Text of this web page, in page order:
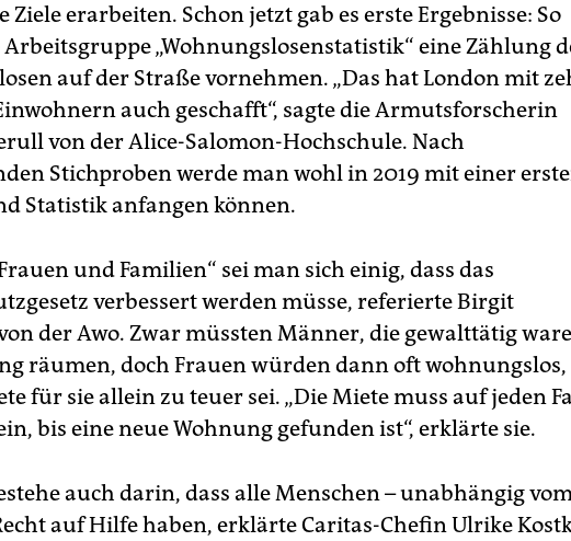
Ziele erarbeiten. Schon jetzt gab es erste Ergebnisse: So
„Wohnungslosenstatistik“ eine Zählung
auf der Straße vornehmen. „Das hat London mit
auch geschafft“, sagte die Armutsforscherin
von der Alice-Salomon-Hochschule. Nach
Stichproben werde man wohl in 2019 mit einer
Statistik anfangen können.
und Familien“ sei man sich einig, dass das
verbessert werden müsse, referierte Birgit
der Awo. Zwar müssten Männer, die gewalttätig
räumen, doch Frauen würden dann oft wohnungslos,
für sie allein zu teuer sei. „Die Miete muss auf jeden
bis eine neue Wohnung gefunden ist“, erklärte sie.
auch darin, dass alle Menschen – unabhängig
auf Hilfe haben, erklärte Caritas-Chefin Ulrike